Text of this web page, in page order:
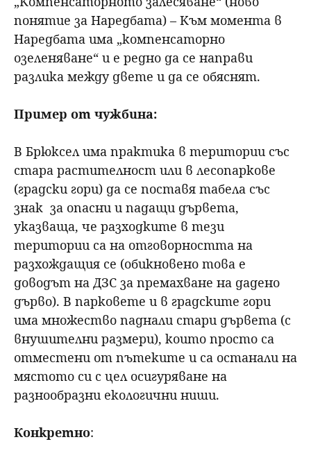
понятие за Наредбата) – Към момента в
Наредбата има „компенсаторно
озеленяване“ и е редно да се направи
разлика между двете и да се обяснят.
Пример от чужбина:
В Брюксел има практика в територии със
стара растителност или в лесопаркове
(градски гори) да се поставя табела със
знак за опасни и падащи дървета,
указваща, че разходките в тези
територии са на отговорността на
разхождащия се (обикновено това е
доводът на ДЗС за премахване на дадено
дърво). В парковете и в градските гори
има множество паднали стари дървета (с
внушителни размери), които просто са
отместени от пътеките и са останали на
мястото си с цел осигуряване на
разнообразни екологични ниши.
Конкретно: